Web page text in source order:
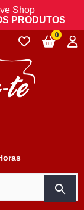
Shop
PRODUTOS
search
0